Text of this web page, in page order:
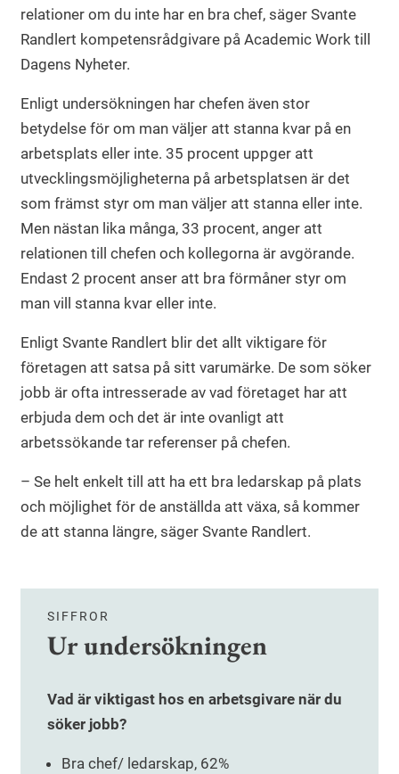
relationer om du inte har en bra chef, säger Svante
Randlert kompetensrådgivare på Academic Work till
Dagens Nyheter.
Enligt undersökningen har chefen även stor
betydelse för om man väljer att stanna kvar på en
arbetsplats eller inte. 35 procent uppger att
utvecklingsmöjligheterna på arbetsplatsen är det
som främst styr om man väljer att stanna eller inte.
Men nästan lika många, 33 procent, anger att
relationen till chefen och kollegorna är avgörande.
Endast 2 procent anser att bra förmåner styr om
man vill stanna kvar eller inte.
Enligt Svante Randlert blir det allt viktigare för
företagen att satsa på sitt varumärke. De som söker
jobb är ofta intresserade av vad företaget har att
erbjuda dem och det är inte ovanligt att
arbetssökande tar referenser på chefen.
– Se helt enkelt till att ha ett bra ledarskap på plats
och möjlighet för de anställda att växa, så kommer
de att stanna längre, säger Svante Randlert.
SIFFROR
Ur undersökningen
Vad är viktigast hos en arbetsgivare när du
söker jobb?
Bra chef/ ledarskap, 62%